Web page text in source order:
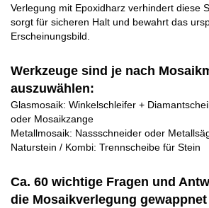
Verlegung mit Epoxidharz verhindert diese
sorgt für sicheren Halt und bewahrt das
Erscheinungsbild.
Werkzeuge sind je nach
auszuwählen:
Glasmosaik: Winkelschleifer +
oder Mosaikzange
Metallmosaik: Nassschneider oder
Naturstein / Kombi: Trennscheibe für Stein
Ca. 60 wichtige Fragen und
die Mosaikverlegung